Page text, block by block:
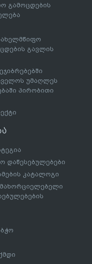
გამოცდების
გავლის
უმაღლეს
პირობითი
დაწესებულებები
კატალოგი